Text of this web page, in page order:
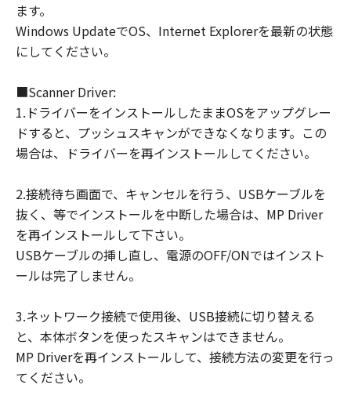
ます。
Windows UpdateでOS、Internet Explorerを最新の状態
にしてください。
■Scanner Driver:
1.ドライバーをインストールしたままOSをアップグレー
ドすると、プッシュスキャンができなくなります。この
場合は、ドライバーを再インストールしてください。
2.接続待ち画面で、キャンセルを行う、USBケーブルを
抜く、等でインストールを中断した場合は、MP Driver
を再インストールして下さい。
USBケーブルの挿し直し、電源のOFF/ONではインスト
ールは完了しません。
3.ネットワーク接続で使用後、USB接続に切り替える
と、本体ボタンを使ったスキャンはできません。
MP Driverを再インストールして、接続方法の変更を行っ
てください。